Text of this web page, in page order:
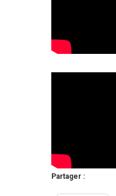
Partager :